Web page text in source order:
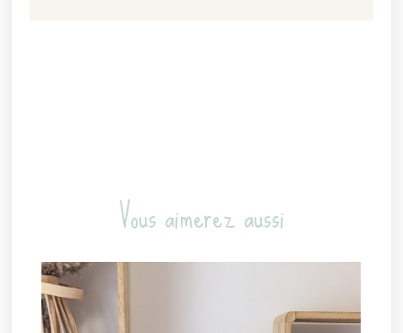
Vous aimerez aussi